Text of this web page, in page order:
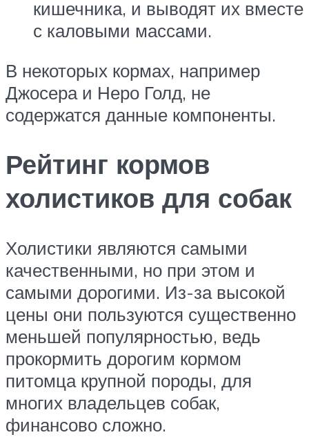
кишечника, и выводят их вместе
с каловыми массами.
В некоторых кормах, например
Джосера и Неро Голд, не
содержатся данные компоненты.
Рейтинг кормов
холистиков для собак
Холистики являются самыми
качественными, но при этом и
самыми дорогими. Из-за высокой
цены они пользуются существенно
меньшей популярностью, ведь
прокормить дорогим кормом
питомца крупной породы, для
многих владельцев собак,
финансово сложно.